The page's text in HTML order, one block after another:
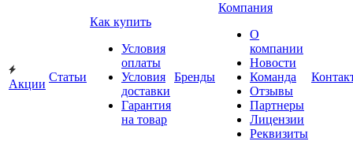
Акции
Статьи
Как купить
Условия
оплаты
Условия
доставки
Гарантия
на товар
Бренды
Компания
О
компании
Новости
Команда
Отзывы
Партнеры
Лицензии
Реквизиты